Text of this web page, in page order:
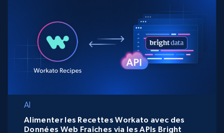
AI
Alimenter les Recettes Workato avec des
Données Web Fraîches via les APIs Bright